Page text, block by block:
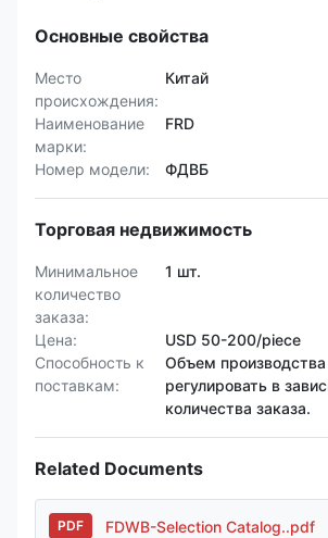
Основные свойства
Место
происхождения:
Китай
Наименование
марки:
FRD
Номер модели: ФДВБ
Торговая недвижимость
Минимальное
количество
заказа:
1 шт.
Цена:
USD 50-200/piece
Способность к
поставкам:
Объем
регулировать в
количества заказа.
Related Documents
PDF FDWB-Selection Catalog..pdf